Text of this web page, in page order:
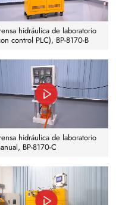
hidráulica de laboratorio
control PLC), BP-8170-B
hidráulica de laboratorio
BP-8170-C